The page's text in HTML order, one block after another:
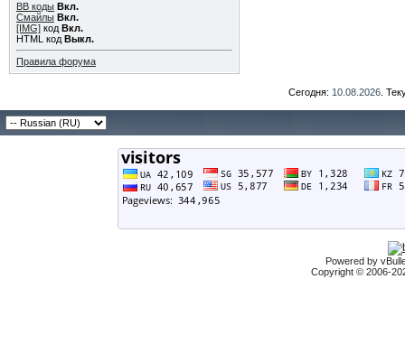
BB коды Вкл.
Смайлы Вкл.
[IMG] код Вкл.
HTML код Выкл.
Правила форума
Сегодня: 10.08.2026 .
Powered by
Copyright © 2006-